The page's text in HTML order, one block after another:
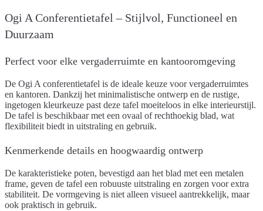
Ogi A Conferentietafel – Stijlvol, Functioneel en
Duurzaam
Perfect voor elke vergaderruimte en kantooromgeving
De Ogi A conferentietafel is de ideale keuze voor vergaderruimtes
en kantoren. Dankzij het minimalistische ontwerp en de rustige,
ingetogen kleurkeuze past deze tafel moeiteloos in elke interieurstijl.
De tafel is beschikbaar met een ovaal of rechthoekig blad, wat
flexibiliteit biedt in uitstraling en gebruik.
Kenmerkende details en hoogwaardig ontwerp
De karakteristieke poten, bevestigd aan het blad met een metalen
frame, geven de tafel een robuuste uitstraling en zorgen voor extra
stabiliteit. De vormgeving is niet alleen visueel aantrekkelijk, maar
ook praktisch in gebruik.